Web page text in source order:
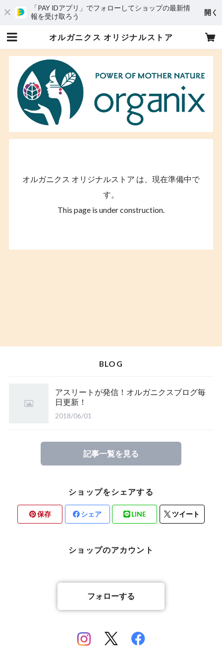
「PAY IDアプリ」でフォローしてショップの最新情
報を受け取ろう
開く
オルガニクス オリジナルストア
オルガニクス オリジナルストア は、現在準備中で
す。
This page is under construction.
BLOG
アスリートが発信！オルガニクスブログ毎
日更新！
2018/06/01
記事一覧を見る
ショップをシェアする
保存 シェア LINE ツイート
ショップのアカウント
フォローする